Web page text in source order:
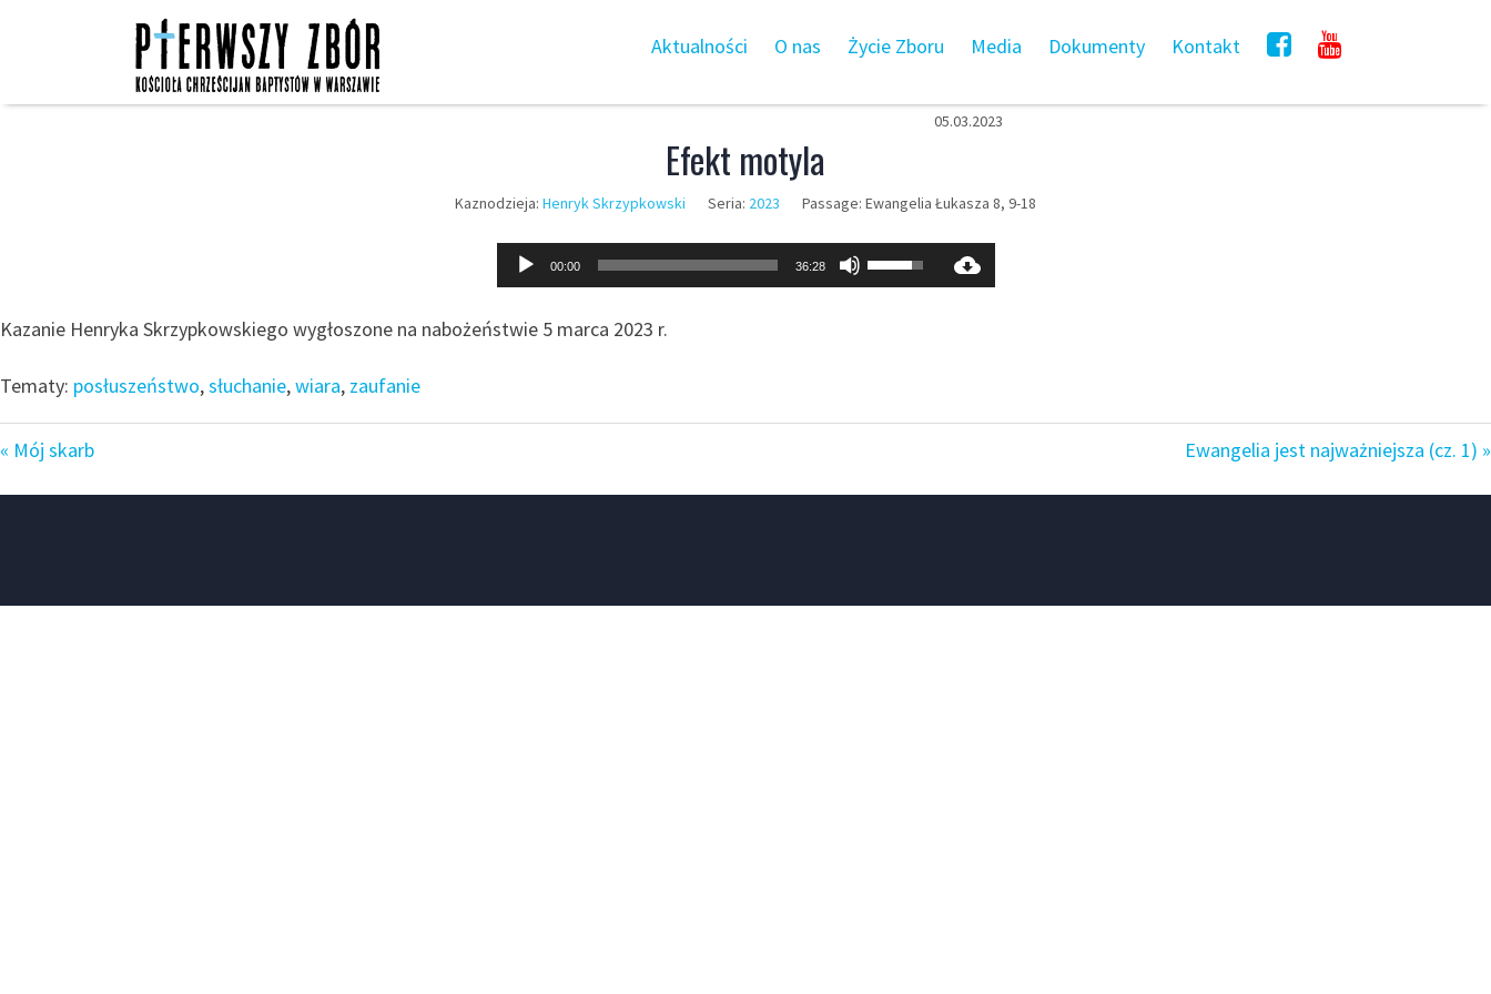
Aktualności O nas Życie Zboru Media Dokumenty Kontakt
05.03.2023
Efekt motyla
Kaznodzieja: Henryk Skrzypkowski Seria: 2023 Passage: Ewangelia Łukasza 8, 9-18
Odtwarzacz
plików
00:00 36:28
Używaj
strzałek
zwiększyć
Kazanie Henryka Skrzypkowskiego wygłoszone na nabożeństwie 5 marca 2023 r.
Tematy: posłuszeństwo,słuchanie,wiara, zaufanie
« Mój skarb Ewangelia jest najważniejsza (cz. 1) »